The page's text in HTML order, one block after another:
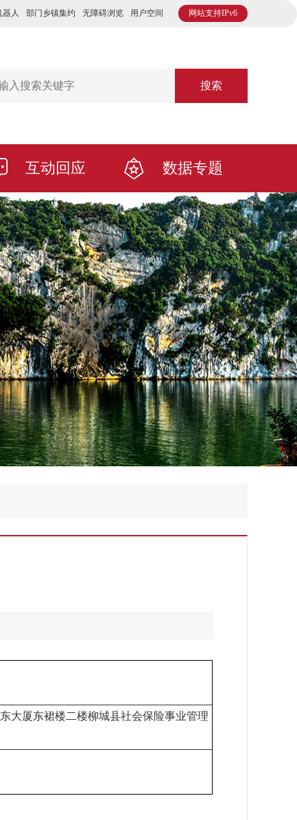
网站支持IPv6
人 部门乡镇集约 无障碍浏览 用户空间
搜索
互动回应 数据专题
大厦东裙楼二楼柳城县社会保险事业管理